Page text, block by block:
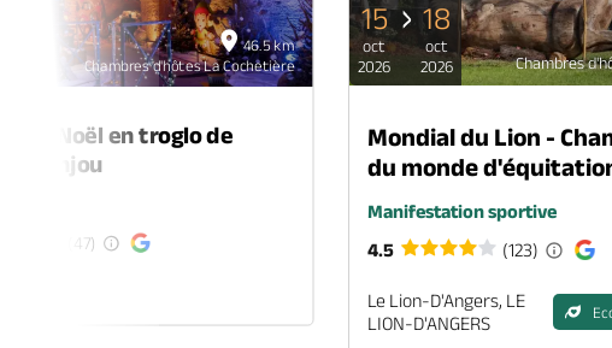
46.5 km
Chambres d'hôtes La Cochetière
de Noël en troglo de
en-Anjou
(47)
Chambres
15
oct
2026
18
oct
2026
Mondial du Lion -
du monde
Manifestation sportive
4.5
(123)
Le Lion-D'Angers, LE
LION-D'ANGERS